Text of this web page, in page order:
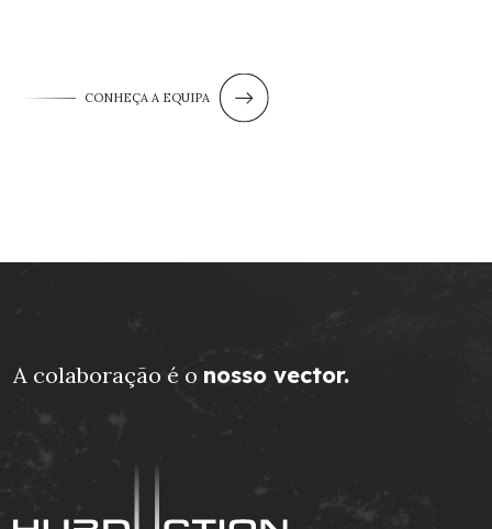
CONHEÇA A EQUIPA
A colaboração é o nosso vector.